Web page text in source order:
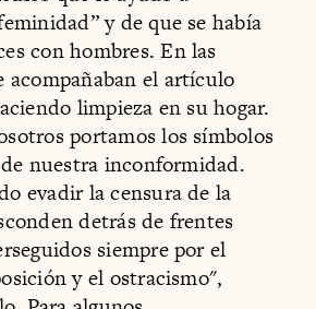
y de que se había
con hombres. En las
acompañaban el artículo
limpieza en su hogar.
portamos los símbolos
nuestra inconformidad.
evadir la censura de la
detrás de frentes
siempre por el
y el ostracismo",